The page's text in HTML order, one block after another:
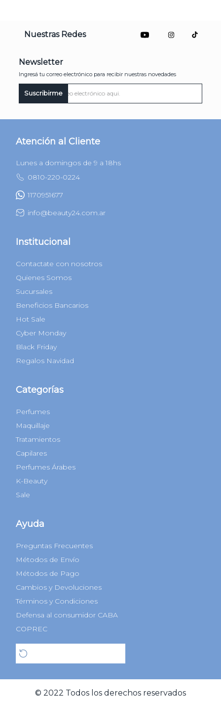
Nuestras Redes
Newsletter
Ingresá tu correo electrónico para recibir nuestras novedades
Suscribirme
Atención al Cliente
Lunes a domingos de 9 a 18hs
0810-220-0224
1170951677
info@beauty24.com.ar
Institucional
Contactate con nosotros
Quienes Somos
Sucursales
Beneficios Bancarios
Hot Sale
Cyber Monday
Black Friday
Regalos Navidad
Categorías
Perfumes
Maquillaje
Tratamientos
Capilares
Perfumes Árabes
K-Beauty
Sale
Ayuda
Preguntas Frecuentes
Métodos de Envío
Métodos de Pago
Cambios y Devoluciones
Términos y Condiciones
Defensa al consumidor CABA
COPREC
© 2022 Todos los derechos reservados